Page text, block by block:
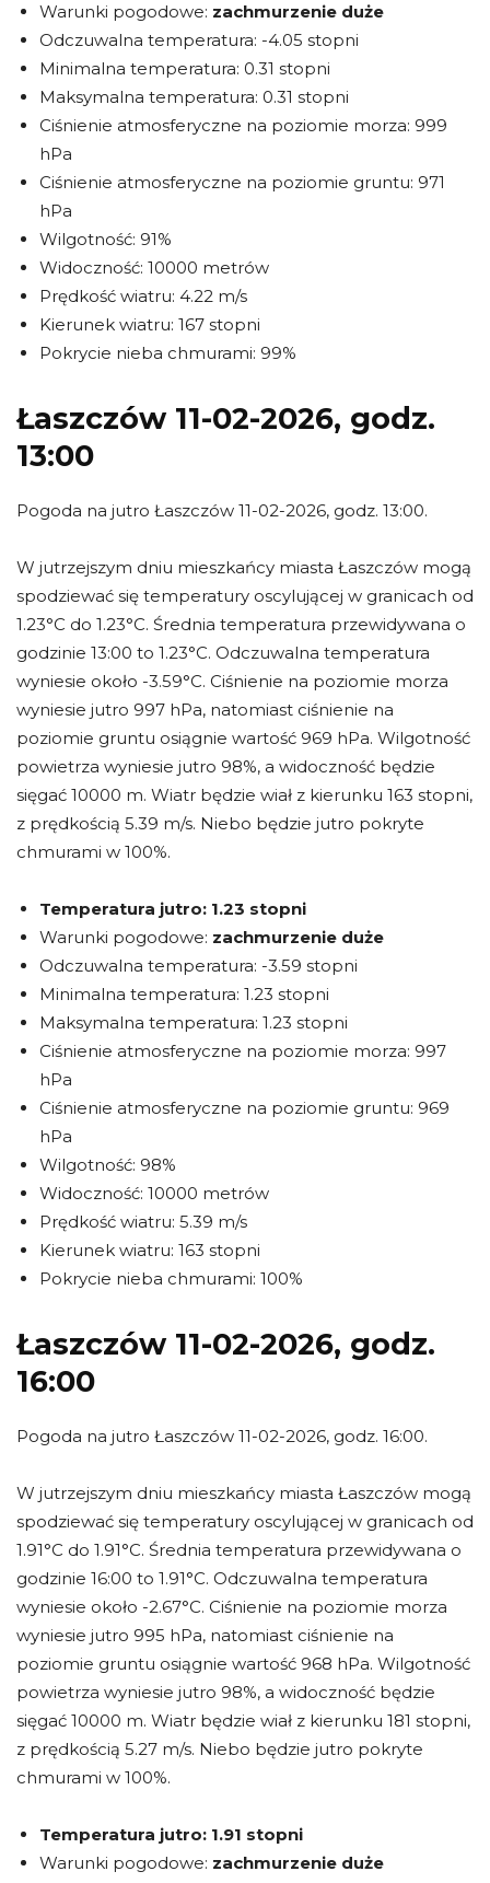
Warunki pogodowe: zachmurzenie duże
Odczuwalna temperatura: -4.05 stopni
Minimalna temperatura: 0.31 stopni
Maksymalna temperatura: 0.31 stopni
Ciśnienie atmosferyczne na poziomie morza: 999
hPa
Ciśnienie atmosferyczne na poziomie gruntu: 971
hPa
Wilgotność: 91%
Widoczność: 10000 metrów
Prędkość wiatru: 4.22 m/s
Kierunek wiatru: 167 stopni
Pokrycie nieba chmurami: 99%
Łaszczów 11-02-2026, godz.
13:00
Pogoda na jutro Łaszczów 11-02-2026, godz. 13:00.
W jutrzejszym dniu mieszkańcy miasta Łaszczów mogą
spodziewać się temperatury oscylującej w granicach od
1.23°C do 1.23°C. Średnia temperatura przewidywana o
godzinie 13:00 to 1.23°C. Odczuwalna temperatura
wyniesie około -3.59°C. Ciśnienie na poziomie morza
wyniesie jutro 997 hPa, natomiast ciśnienie na
poziomie gruntu osiągnie wartość 969 hPa. Wilgotność
powietrza wyniesie jutro 98%, a widoczność będzie
sięgać 10000 m. Wiatr będzie wiał z kierunku 163 stopni,
z prędkością 5.39 m/s. Niebo będzie jutro pokryte
chmurami w 100%.
Temperatura jutro: 1.23 stopni
Warunki pogodowe: zachmurzenie duże
Odczuwalna temperatura: -3.59 stopni
Minimalna temperatura: 1.23 stopni
Maksymalna temperatura: 1.23 stopni
Ciśnienie atmosferyczne na poziomie morza: 997
hPa
Ciśnienie atmosferyczne na poziomie gruntu: 969
hPa
Wilgotność: 98%
Widoczność: 10000 metrów
Prędkość wiatru: 5.39 m/s
Kierunek wiatru: 163 stopni
Pokrycie nieba chmurami: 100%
Łaszczów 11-02-2026, godz.
16:00
Pogoda na jutro Łaszczów 11-02-2026, godz. 16:00.
W jutrzejszym dniu mieszkańcy miasta Łaszczów mogą
spodziewać się temperatury oscylującej w granicach od
1.91°C do 1.91°C. Średnia temperatura przewidywana o
godzinie 16:00 to 1.91°C. Odczuwalna temperatura
wyniesie około -2.67°C. Ciśnienie na poziomie morza
wyniesie jutro 995 hPa, natomiast ciśnienie na
poziomie gruntu osiągnie wartość 968 hPa. Wilgotność
powietrza wyniesie jutro 98%, a widoczność będzie
sięgać 10000 m. Wiatr będzie wiał z kierunku 181 stopni,
z prędkością 5.27 m/s. Niebo będzie jutro pokryte
chmurami w 100%.
Temperatura jutro: 1.91 stopni
Warunki pogodowe: zachmurzenie duże